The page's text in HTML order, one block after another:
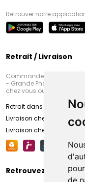
de
Retrouver notre
Retrait / Livraison
Commandez en ligne et
- Grande Pharmacie
chez vous ou en point
Retrait dans la pharmacie
Livraison chez vous
Livraison chez votre
Retrouvez-nous sur